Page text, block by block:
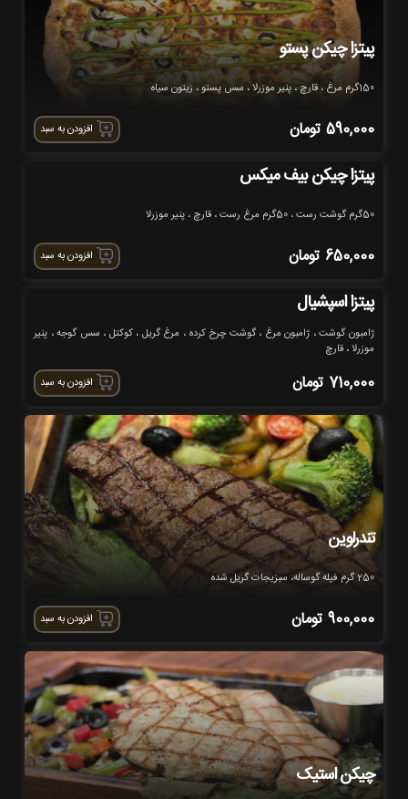
پیتزا چیکن پستو
150گرم مرغ ، قارچ ، پنیر موزرلا ، سس پستو ، زیتون سیاه
590,000 تومان افزودن به سبد
پیتزا چیکن بیف میکس
50گرم گوشت رست ، 50گرم مرغ رست ، قارچ ، پنیر موزرلا
650,000 تومان افزودن به سبد
پیتزا اسپشیال
ژامبون گوشت ، ژامبون مرغ ، گوشت چرخ کرده ، مرغ گریل ، کوکتل ، سس گوجه ، پنیر
موزرلا ، قارچ
710,000 تومان افزودن به سبد
تندرلوین
250 گرم فیله گوساله، سبزیجات گریل شده
900,000 تومان افزودن به سبد
چیکن استیک